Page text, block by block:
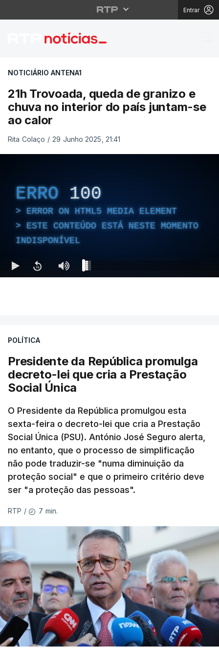
Entrar
21h Trovoada, queda
NOTICIÁRIO ANTENA1
21h Trovoada, queda de granizo e
chuva no interior do país juntam-se
ao calor
Rita Colaço / 29 Junho 2025, 21:41
ERRO 100
ERROR ON HTML5 MEDIA ELEMENT
ESTE CONTEÚDO ESTÁ NESTE MOMENTO
INDISPONÍVEL
POLÍTICA
Presidente da República promulga
decreto-lei que cria a Prestação
Social Única
O Presidente da República promulgou esta
sexta-feira o decreto-lei que cria a Prestação
Social Única (PSU). António José Seguro alerta,
no entanto, que o processo de simplificação
não pode traduzir-se "numa diminuição da
proteção social" e que o primeiro critério deve
ser "a proteção das pessoas".
RTP / 7 min.